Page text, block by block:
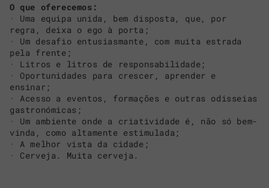
O que oferecemos:
· Uma equipa unida, bem disposta, que, por
regra, deixa o ego à porta;
· Um desafio entusiasmante, com muita estrada
pela frente;
· Litros e litros de responsabilidade;
· Oportunidades para crescer, aprender e
ensinar;
· Acesso a eventos, formações e outras odisseias
gastronómicas;
· Um ambiente onde a criatividade é, não só bem-
vinda, como altamente estimulada;
· A melhor vista da cidade;
· Cerveja. Muita cerveja.